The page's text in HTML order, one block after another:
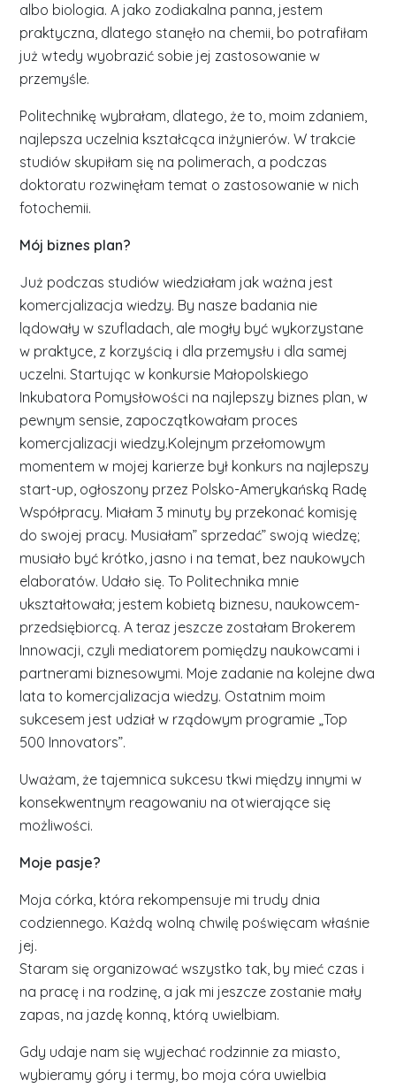
albo biologia. A jako zodiakalna panna, jestem
praktyczna, dlatego stanęło na chemii, bo potrafiłam
już wtedy wyobrazić sobie jej zastosowanie w
przemyśle.
Politechnikę wybrałam, dlatego, że to, moim zdaniem,
najlepsza uczelnia kształcąca inżynierów. W trakcie
studiów skupiłam się na polimerach, a podczas
doktoratu rozwinęłam temat o zastosowanie w nich
fotochemii.
Mój biznes plan?
Już podczas studiów wiedziałam jak ważna jest
komercjalizacja wiedzy. By nasze badania nie
lądowały w szufladach, ale mogły być wykorzystane
w praktyce, z korzyścią i dla przemysłu i dla samej
uczelni. Startując w konkursie Małopolskiego
Inkubatora Pomysłowości na najlepszy biznes plan, w
pewnym sensie, zapoczątkowałam proces
komercjalizacji wiedzy.Kolejnym przełomowym
momentem w mojej karierze był konkurs na najlepszy
start-up, ogłoszony przez Polsko-Amerykańską Radę
Współpracy. Miałam 3 minuty by przekonać komisję
do swojej pracy. Musiałam” sprzedać” swoją wiedzę;
musiało być krótko, jasno i na temat, bez naukowych
elaboratów. Udało się. To Politechnika mnie
ukształtowała; jestem kobietą biznesu, naukowcem-
przedsiębiorcą. A teraz jeszcze zostałam Brokerem
Innowacji, czyli mediatorem pomiędzy naukowcami i
partnerami biznesowymi. Moje zadanie na kolejne dwa
lata to komercjalizacja wiedzy. Ostatnim moim
sukcesem jest udział w rządowym programie „Top
500 Innovators”.
Uważam, że tajemnica sukcesu tkwi między innymi w
konsekwentnym reagowaniu na otwierające się
możliwości.
Moje pasje?
Moja córka, która rekompensuje mi trudy dnia
codziennego. Każdą wolną chwilę poświęcam właśnie
jej.
Staram się organizować wszystko tak, by mieć czas i
na pracę i na rodzinę, a jak mi jeszcze zostanie mały
zapas, na jazdę konną, którą uwielbiam.
Gdy udaje nam się wyjechać rodzinnie za miasto,
wybieramy góry i termy, bo moja córa uwielbia